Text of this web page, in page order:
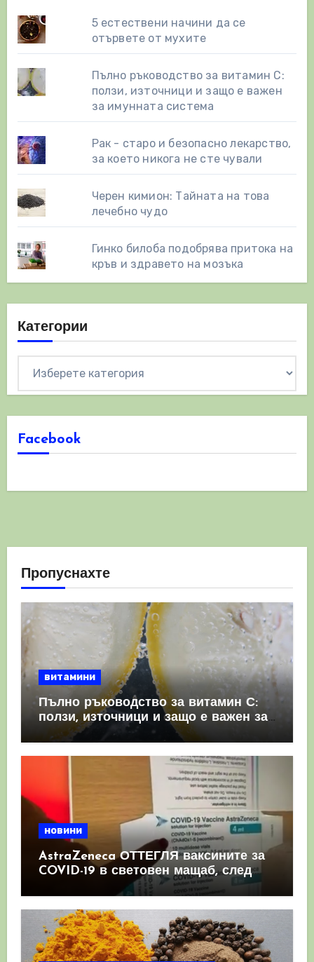
5 естествени начини да се
отървете от мухите
Пълно ръководство за витамин С:
ползи, източници и защо е важен
за имунната система
Рак - старо и безопасно лекарство,
за което никога не сте чували
Черен кимион: Тайната на това
лечебно чудо
Гинко билоба подобрява притока на
кръв и здравето на мозъка
Категории
Facebook
Пропуснахте
витамини
Пълно ръководство за витамин С:
ползи, източници и защо е важен за
имунната система
новини
AstraZeneca ОТТЕГЛЯ ваксините за
COVID-19 в световен мащаб, след
като призна, че те причиняват
КРЪВНИ съсиреци